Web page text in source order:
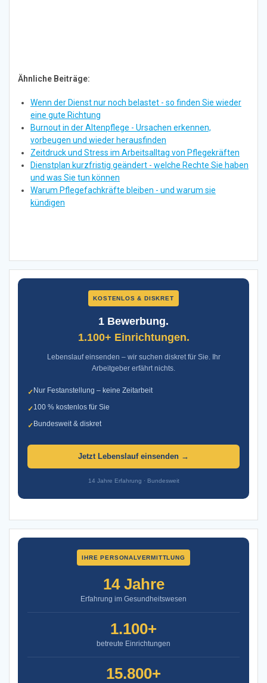
Ähnliche Beiträge:
Wenn der Dienst nur noch belastet - so finden Sie wieder
eine gute Richtung
Burnout in der Altenpflege - Ursachen erkennen,
vorbeugen und wieder herausfinden
Zeitdruck und Stress im Arbeitsalltag von Pflegekräften
Dienstplan kurzfristig geändert - welche Rechte Sie haben
und was Sie tun können
Warum Pflegefachkräfte bleiben - und warum sie
kündigen
KOSTENLOS & DISKRET
1 Bewerbung.
1.100+ Einrichtungen.
Lebenslauf einsenden – wir suchen diskret für Sie. Ihr
Arbeitgeber erfährt nichts.
✓Nur Festanstellung – keine Zeitarbeit
✓100 % kostenlos für Sie
✓Bundesweit & diskret
Jetzt Lebenslauf einsenden →
14 Jahre Erfahrung · Bundesweit
IHRE PERSONALVERMITTLUNG
14 Jahre
Erfahrung im Gesundheitswesen
1.100+
betreute Einrichtungen
15.800+